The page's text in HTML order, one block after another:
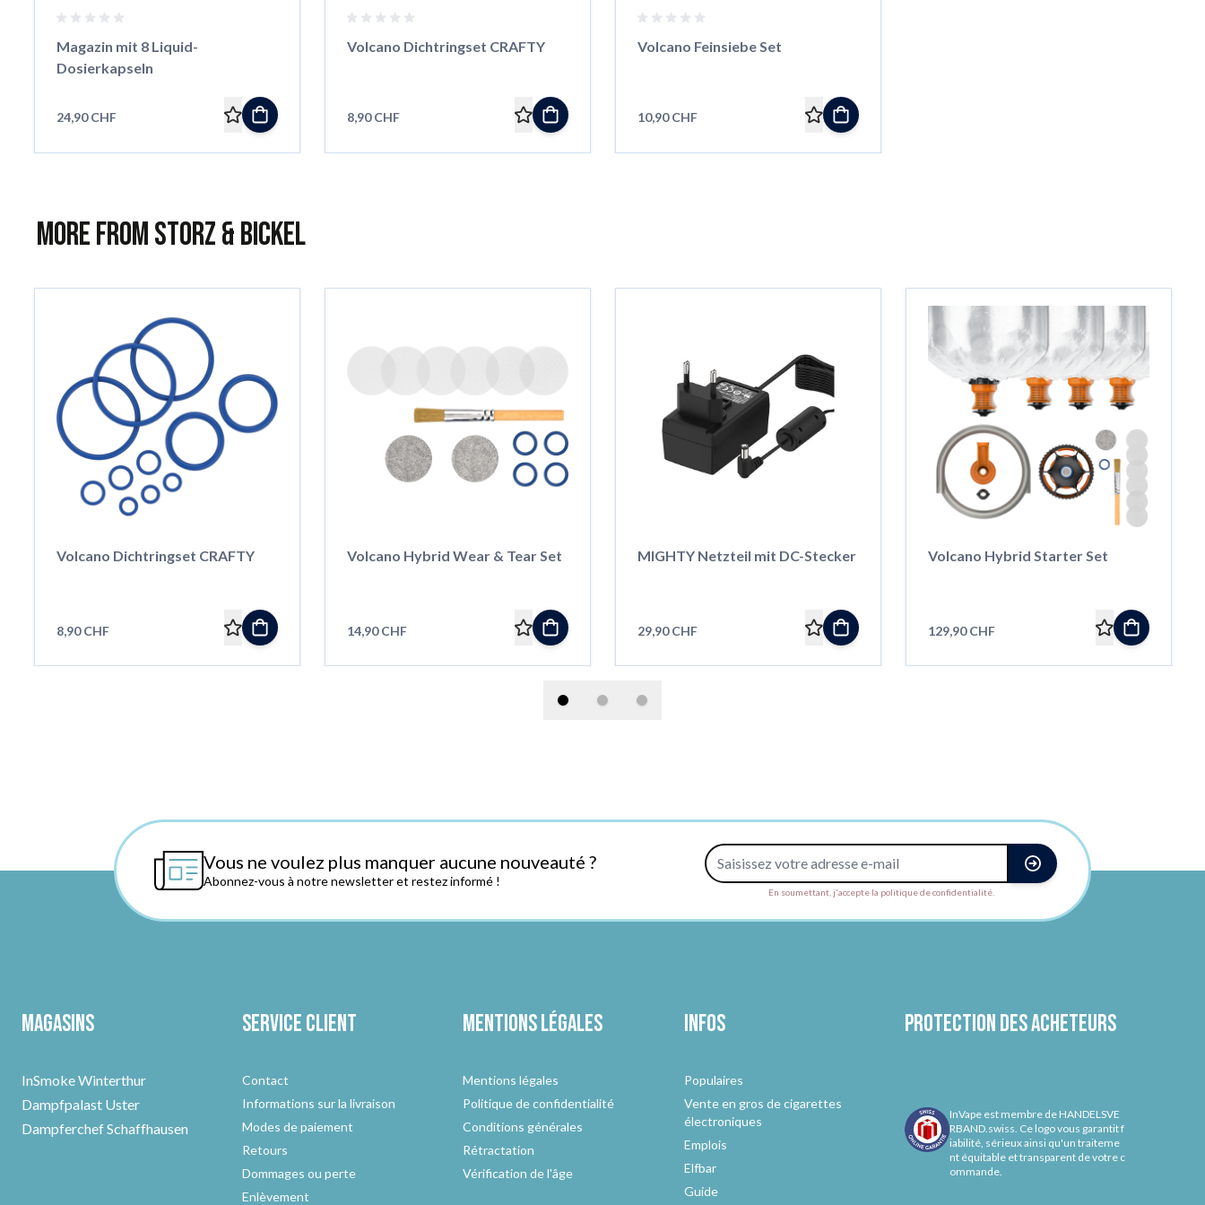
Magazin mit 8 Liquid-
Dosierkapseln
24,90 CHF
Volcano Dichtringset CRAFTY
8,90 CHF
Volcano Feinsiebe Set
10,90 CHF
More from Storz & Bickel
Volcano Dichtringset CRAFTY
8,90 CHF
Volcano Hybrid Wear & Tear Set
14,90 CHF
MIGHTY Netzteil mit DC-Stecker
29,90 CHF
Volcano Hybrid Starter Set
129,90 CHF
Vous ne voulez plus manquer aucune nouveauté ?
Abonnez-vous à notre newsletter et restez informé !
Adresse e-mail
En soumettant, j'accepte la politique de confidentialité.
Magasins
InSmoke Winterthur
Dampfpalast Uster
Dampferchef Schaffhausen
Service client
Contact
Informations sur la livraison
Modes de paiement
Retours
Dommages ou perte
Enlèvement
Mentions légales
Mentions légales
Politique de confidentialité
Conditions générales
Rétractation
Vérification de l'âge
Infos
Populaires
Vente en gros de cigarettes
électroniques
Emplois
Elfbar
Guide
Protection des acheteurs
InVape est membre de HANDELSVE
RBAND.swiss. Ce logo vous garantit f
iabilité, sérieux ainsi qu'un traiteme
nt équitable et transparent de votre c
ommande.